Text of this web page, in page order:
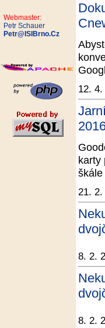
Webmaster:
Petr Schauer
Petr@ISIBrno.Cz
12.
karty
škále
21. 2.
8. 2.
8. 2.